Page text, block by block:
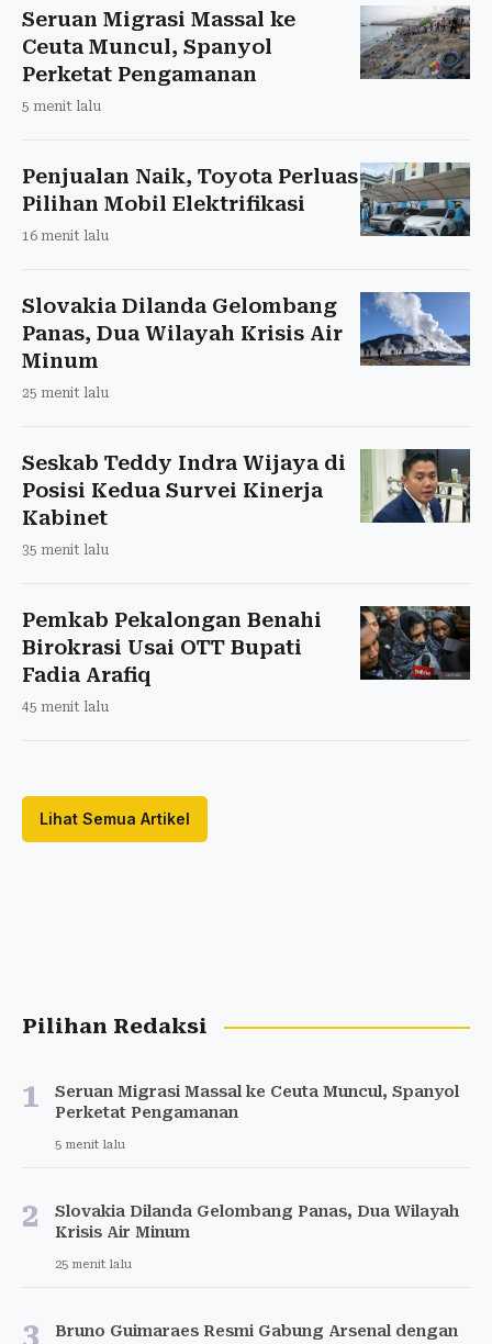
Seruan Migrasi Massal ke
Ceuta Muncul, Spanyol
Perketat Pengamanan
5 menit lalu
Penjualan Naik, Toyota Perluas
Pilihan Mobil Elektrifikasi
16 menit lalu
Slovakia Dilanda Gelombang
Panas, Dua Wilayah Krisis Air
Minum
25 menit lalu
Seskab Teddy Indra Wijaya di
Posisi Kedua Survei Kinerja
Kabinet
35 menit lalu
Pemkab Pekalongan Benahi
Birokrasi Usai OTT Bupati
Fadia Arafiq
45 menit lalu
Lihat Semua Artikel
Pilihan Redaksi
1
Seruan Migrasi Massal ke Ceuta Muncul, Spanyol
Perketat Pengamanan
5 menit lalu
2
Slovakia Dilanda Gelombang Panas, Dua Wilayah
Krisis Air Minum
25 menit lalu
3
Bruno Guimaraes Resmi Gabung Arsenal dengan